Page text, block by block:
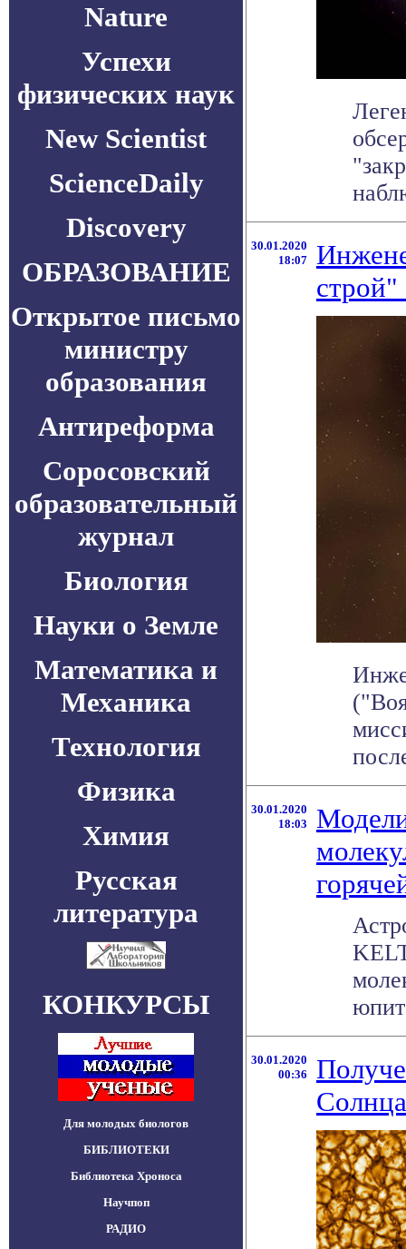
Nature
Успехи
физических наук
New Scientist
ScienceDaily
Discovery
ОБРАЗОВАНИЕ
Открытое письмо
министру
образования
Антиреформа
Соросовский
образовательный
журнал
Биология
Науки о Земле
Математика и
Механика
Технология
Физика
Химия
Русская
литература
КОНКУРСЫ
Для молодых биологов
БИБЛИОТЕКИ
Библиотека Хроноса
Научпоп
РАДИО
30.01.2020
18:07
строй"
30.01.2020
18:03
30.01.2020
00:36